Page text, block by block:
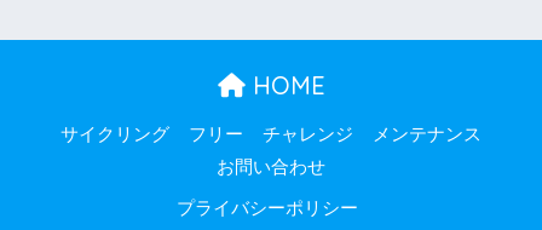
HOME
サイクリング フリー チャレンジ
メンテナンス
お問い合わせ
プライバシーポリシー